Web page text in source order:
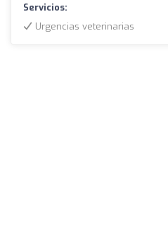
Servicios:
Urgencias veterinarias